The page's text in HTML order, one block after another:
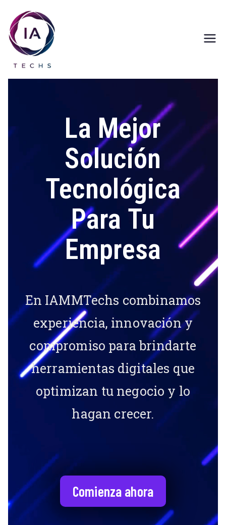
contenido
Soluciones Tecnológicas Innovadoras
La Mejor
Solución
Tecnológica
Para Tu
Empresa
En IAMMTechs combinamos
experiencia, innovación y
compromiso para brindarte
herramientas digitales que
optimizan tu negocio y lo
hagan crecer.
Comienza ahora